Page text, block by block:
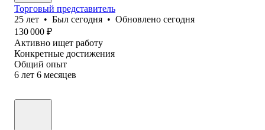
Торговый представитель
25 лет • Был сегодня • Обновлено сегодня
130 000 ₽
Активно ищет работу
Конкретные достижения
Общий опыт
6 лет 6 месяцев